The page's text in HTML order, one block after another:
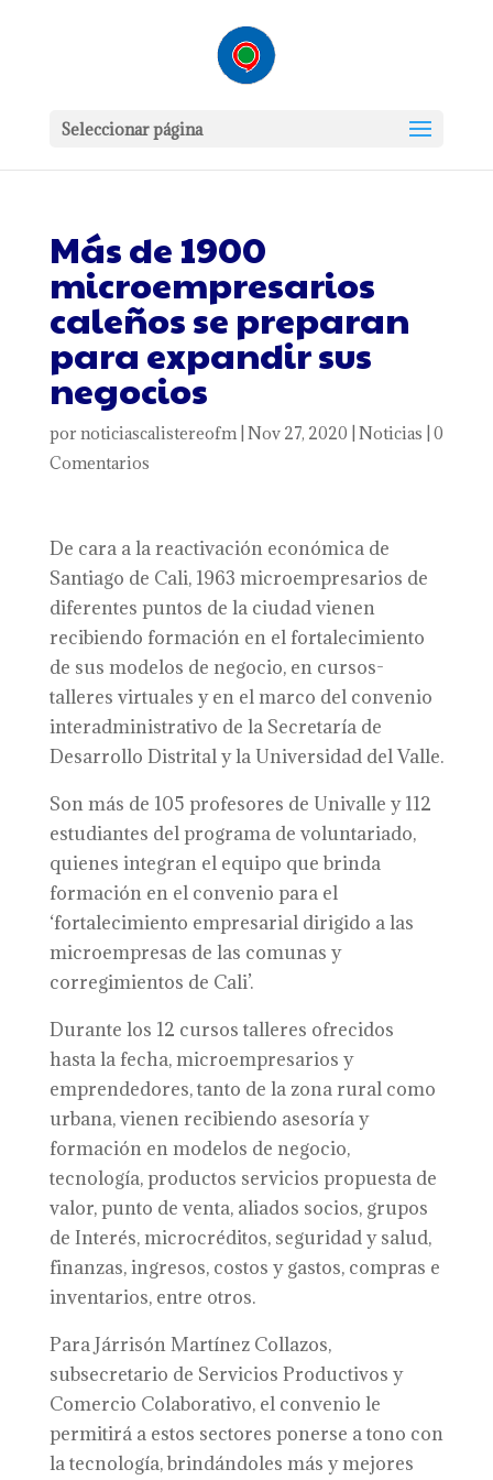
Seleccionar página
Más de 1900
microempresarios
caleños se preparan
para expandir sus
negocios
por noticiascalistereofm| Nov 27, 2020 Noticias 0
Comentarios
De cara a la reactivación económica de
Santiago de Cali, 1963 microempresarios de
diferentes puntos de la ciudad vienen
recibiendo formación en el fortalecimiento
de sus modelos de negocio, en cursos-
talleres virtuales y en el marco del convenio
interadministrativo de la Secretaría de
Desarrollo Distrital y la Universidad del Valle.
Son más de 105 profesores de Univalle y 112
estudiantes del programa de voluntariado,
quienes integran el equipo que brinda
formación en el convenio para el
‘fortalecimiento empresarial dirigido a las
microempresas de las comunas y
corregimientos de Cali’.
Durante los 12 cursos talleres ofrecidos
hasta la fecha, microempresarios y
emprendedores, tanto de la zona rural como
urbana, vienen recibiendo asesoría y
formación en modelos de negocio,
tecnología, productos servicios propuesta de
valor, punto de venta, aliados socios, grupos
de Interés, microcréditos, seguridad y salud,
finanzas, ingresos, costos y gastos, compras e
inventarios, entre otros.
Para Járrisón Martínez Collazos,
subsecretario de Servicios Productivos y
Comercio Colaborativo, el convenio le
permitirá a estos sectores ponerse a tono con
la tecnología, brindándoles más y mejores